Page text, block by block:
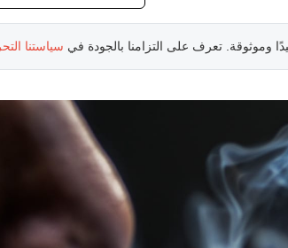
وموثوقة. تعرف على التزامنا بالجودة في سياستنا